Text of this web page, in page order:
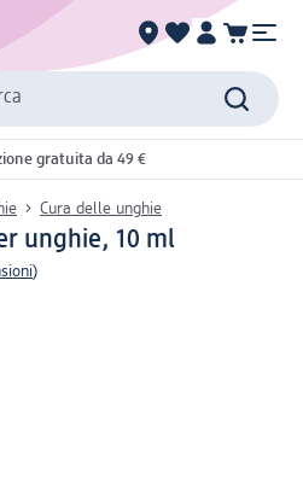
gratuita da 49 €
Cura delle unghie
unghie, 10 ml
)